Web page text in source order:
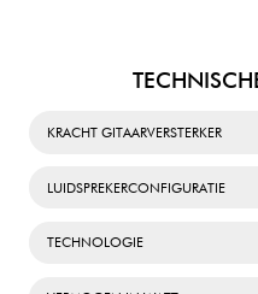
KRACHT GITAARVERSTERKER
LUIDSPREKERCONFIGURATIE
TECHNOLOGIE